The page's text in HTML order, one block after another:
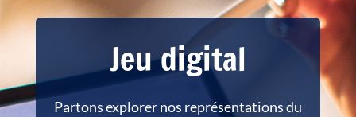
Jeu digital
Partons explorer nos représentations du